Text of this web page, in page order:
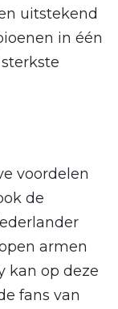
uitstekend
in één
voordelen
de
armen
kan op deze
fans van